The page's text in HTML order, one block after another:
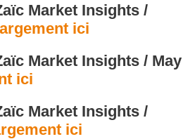
Market Insights /
ici
Market Insights / May
ici
Market Insights /
ici